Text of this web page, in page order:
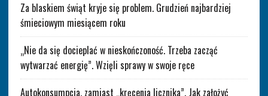
Za blaskiem świąt kryje się problem. Grudzień najbardziej
śmieciowym miesiącem roku
„Nie da się docieplać w nieskończoność. Trzeba zacząć
wytwarzać energię”. Wzięli sprawy w swoje ręce
Autokonsumpcja, zamiast „kręcenia licznika”. Jak założyć